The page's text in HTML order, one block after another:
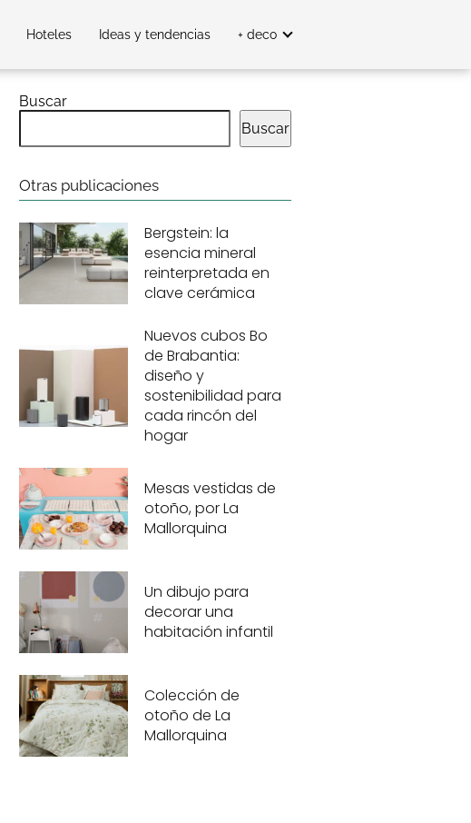
Hoteles Ideas y tendencias + deco
Buscar
Buscar
Otras publicaciones
Bergstein: la
esencia mineral
reinterpretada en
clave cerámica
Nuevos cubos Bo
de Brabantia:
diseño y
sostenibilidad para
cada rincón del
hogar
Mesas vestidas de
otoño, por La
Mallorquina
Un dibujo para
decorar una
habitación infantil
Colección de
otoño de La
Mallorquina